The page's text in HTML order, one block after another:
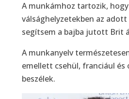
A munkámhoz tartozik, hogy
válsághelyzetekben az
segítsem a bajba jutott Brit
A munkanyelv
emellett csehül, franciául és
beszélek.